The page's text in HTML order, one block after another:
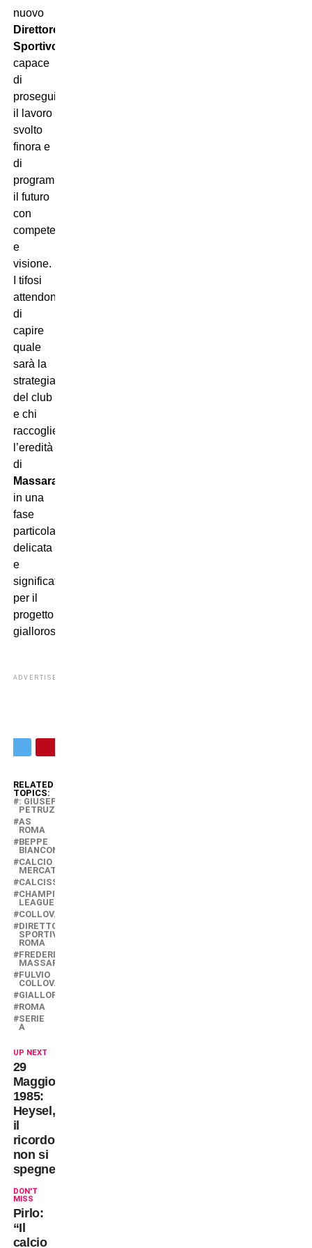
nuovo
Direttore
Sportivo
capace
di
proseguire
il lavoro
svolto
finora e
di
programmare
il futuro
con
competenza
e
visione.
I tifosi
attendono
di
capire
quale
sarà la
strategia
del club
e chi
raccoglierà
l’eredità
di
Massara
in una
fase
particolarmente
delicata
e
significativa
per il
progetto
giallorosso.
ADVERTISEMENT
RELATED
TOPICS:
: GIUSEPPE
PETRUZZINI
AS
ROMA
BEPPE
BIANCONERO
CALCIO
MERCATO
CALCISSIMO
CHAMPIONS
LEAGUE
COLLOVATI
DIRETTORE
SPORTIVO
ROMA
FREDERIC
MASSARA
FULVIO
COLLOVATI
GIALLOROSSI
ROMA
SERIE
A
UP NEXT
29
Maggio
1985:
Heysel,
il
ricordo
non si
spegne!
DON'T
MISS
Pirlo:
“Il
calcio